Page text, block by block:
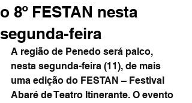
o 8º FESTAN nesta
segunda-feira
A região de Penedo será palco,
nesta segunda-feira (11), de mais
uma edição do FESTAN – Festival
Abaré de Teatro Itinerante. O evento